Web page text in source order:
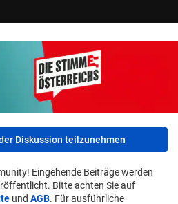
Diskussion teilzunehmen
Eingehende Beiträge werden
Bitte achten Sie auf
und AGB. Für ausführliche